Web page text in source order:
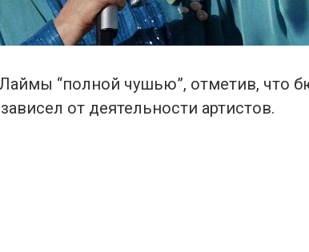
“полной чушью”, отметив, что
от деятельности артистов.